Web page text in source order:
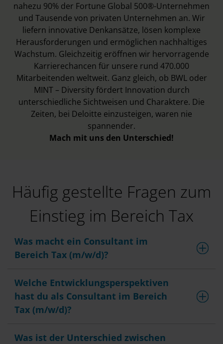
nahezu 90% der Fortune Global 500®-Unternehmen
und Tausende von privaten Unternehmen an. Wir
liefern innovative Denkansätze, lösen komplexe
Herausforderungen und ermöglichen nachhaltiges
Wachstum. Gleichzeitig eröffnen wir hervorragende
Karrierechancen für unsere rund 470.000
Mitarbeitenden weltweit. Ganz gleich, ob BWL oder
MINT – Diversity fördert Innovation durch
unterschiedliche Sichtweisen und Charaktere. Die
Zeiten, bei Deloitte einzusteigen, waren nie
spannender.
Mach mit uns den Unterschied!
Häufig gestellte Fragen zum
Einstieg im Bereich Tax
Was macht ein Consultant im
Bereich Tax (m/w/d)?
Welche Entwicklungsperspektiven
hast du als Consultant im Bereich
Tax (m/w/d)?
Was ist der Unterschied zwischen